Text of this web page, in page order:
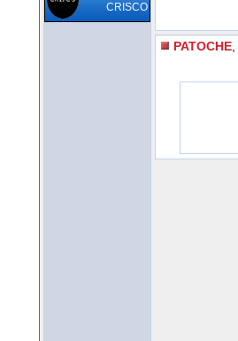
CRISCO
PATOCHE